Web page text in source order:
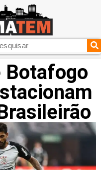
Botafogo